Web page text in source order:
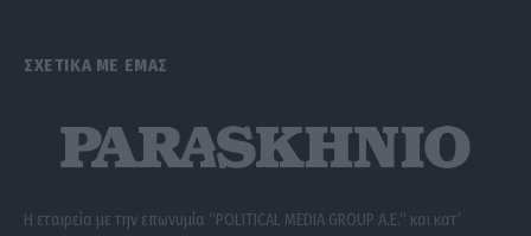
ΣΧΕΤΙΚΑ ΜΕ ΕΜΑΣ
Η εταιρεία με την επωνυμία “POLITICAL MEDIA GROUP A.E.” και κατ’